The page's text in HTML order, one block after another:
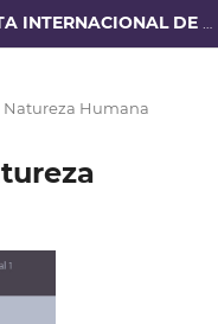
Natureza Humana